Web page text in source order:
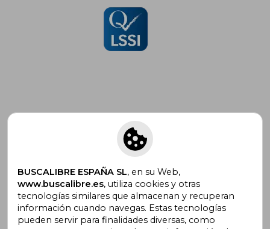
Suscríbete para recibir ofertas y
promociones
¿Necesitas ayuda?
BUSCALIBRE ESPAÑA SL, en su Web,
www.buscalibre.es, utiliza cookies y otras
tecnologías similares que almacenan y recuperan
información cuando navegas. Estas tecnologías
pueden servir para finalidades diversas, como